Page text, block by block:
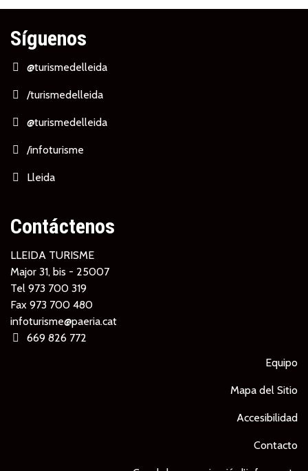
Síguenos
@turismedelleida
/turismedelleida
@turismedelleida
/infoturisme
Lleida
Contáctenos
LLEIDA TURISME
Major 31, bis - 25007
Tel 973 700 319
Fax 973 700 480
infoturisme@paeria.cat
669 826 772
Equipo
Mapa del Sitio
Accesibilidad
Contacto